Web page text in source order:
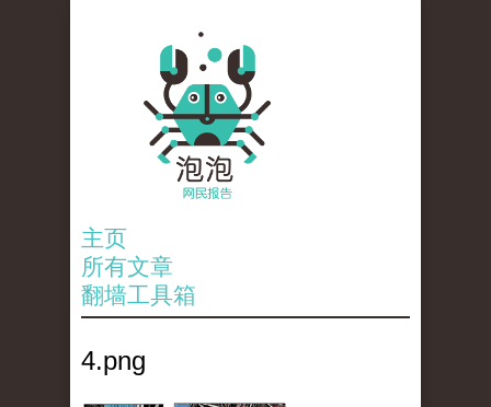
主页
所有文章
翻墙工具箱
4.png